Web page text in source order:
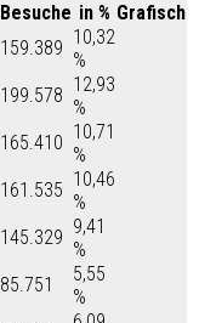
Besuche in % Grafisch
159.389 10,32
%
199.578 12,93
%
165.410 10,71
%
161.535 10,46
%
145.329 9,41
%
85.751
5,55
%